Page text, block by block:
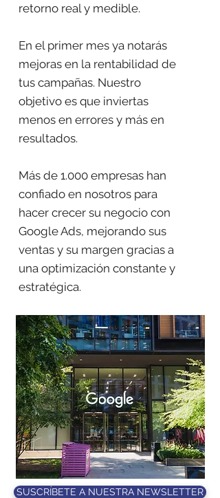
retorno real y medible.
En el primer mes ya notarás
mejoras en la rentabilidad de
tus campañas. Nuestro
objetivo es que inviertas
menos en errores y más en
resultados.
Más de 1.000 empresas han
confiado en nosotros para
hacer crecer su negocio con
Google Ads, mejorando sus
ventas y su margen gracias a
una optimización constante y
estratégica.
SUSCRÍBETE A NUESTRA NEWSLETTER